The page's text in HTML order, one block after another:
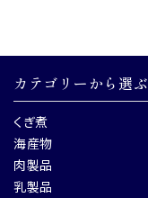
カテゴリーから選ぶ
くぎ煮
海産物
肉製品
乳製品